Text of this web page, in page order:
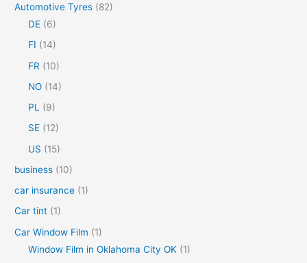
Automotive Tyres (82)
DE (6)
FI (14)
FR (10)
NO (14)
PL (9)
SE (12)
US (15)
business (10)
car insurance (1)
Car tint (1)
Car Window Film (1)
Window Film in Oklahoma City OK (1)